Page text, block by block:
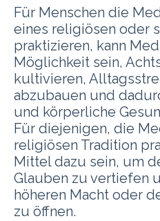
Für Menschen die
eines religiösen oder
praktizieren, kann
Möglichkeit sein,
kultivieren,
abzubauen und
und körperliche
Für diejenigen, die
religiösen Tradition
Mittel dazu sein, um
Glauben zu vertiefen
höheren Macht oder
zu öffnen.